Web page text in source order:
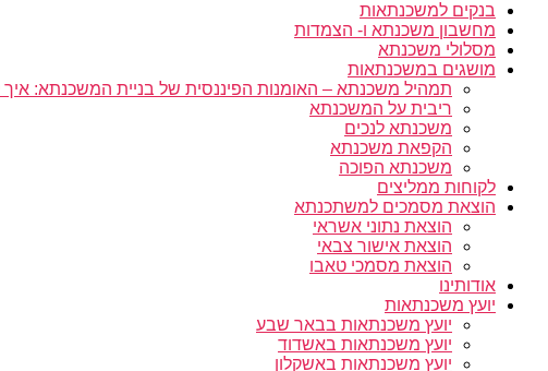
בנקים למשכנתאות
מחשבון משכנתא ו- הצמדות
מסלולי משכנתא
מושגים במשכנתאות
תמהיל משכנתא – האומנות הפיננסית של בניית המשכנתא:
ריבית על המשכנתא
משכנתא לנכים
הקפאת משכנתא
משכנתא הפוכה
לקוחות ממליצים
הוצאת מסמכים למשתכנתא
הוצאת נתוני אשראי
הוצאת אישור צבאי
הוצאת מסמכי טאבו
אודותינו
יועץ משכנתאות
יועץ משכנתאות בבאר שבע
יועץ משכנתאות באשדוד
יועץ משכנתאות באשקלון